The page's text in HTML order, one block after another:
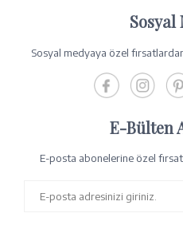
Sosyal
Sosyal medyaya özel
E-Bülten
E-posta abonelerine özel